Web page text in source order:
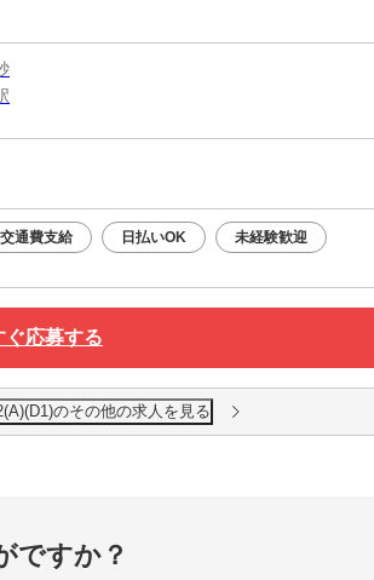
交通費支給 日払いOK 未経験歓迎
ぐ応募する
のその他の求人を見る
ですか？